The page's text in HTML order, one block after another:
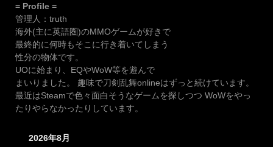
= Profile =
管理人：truth
海外(主に英語圏)のMMOゲームが好きで
最終的に何時もそこに行き着いてしまう
性分の物体です。
UOに始まり、EQやWoW等を遊んで
まいりました。 趣味で刀剣乱舞onlineはずっと続けています。
最近はSteamで色々面白そうなゲームを探しつつ WoWをやっ
たりやらなかったりしています。
2026年8月